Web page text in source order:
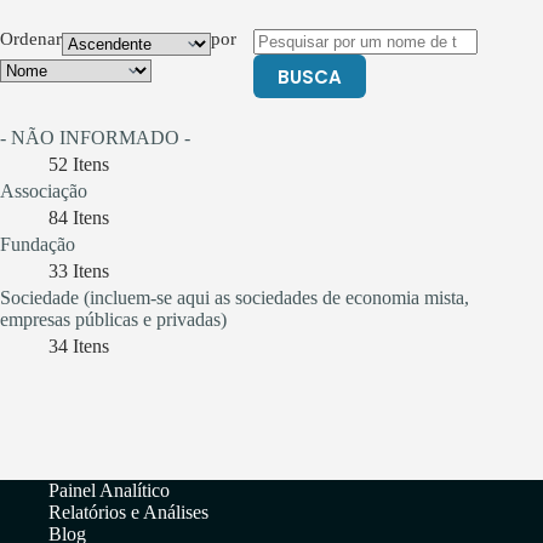
Ordenar por
BUSCA
- NÃO INFORMADO -
52 Itens
Associação
84 Itens
Fundação
33 Itens
Sociedade (incluem-se aqui as sociedades de economia mista,
empresas públicas e privadas)
34 Itens
Painel Analítico
Relatórios e Análises
Blog